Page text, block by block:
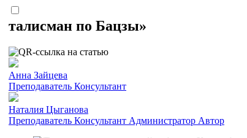
талисман по Бацзы»
Анна Зайцева
Преподаватель Консультант
Наталия Цыганова
Преподаватель Консультант Администратор Автор